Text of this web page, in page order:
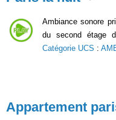
Ambiance sonore
du second étage
Catégorie UCS :
Appartement